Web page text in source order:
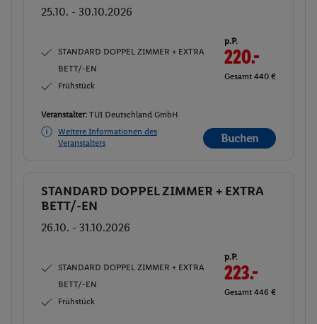
25.10. - 30.10.2026
STANDARD DOPPEL ZIMMER + EXTRA
BETT/-EN
Frühstück
p.P.
220.-
Gesamt 440 €
Veranstalter: TUI Deutschland GmbH
Weitere Informationen des
Veranstalters
Buchen
Buchen
STANDARD DOPPEL ZIMMER + EXTRA
BETT/-EN
26.10. - 31.10.2026
STANDARD DOPPEL ZIMMER + EXTRA
BETT/-EN
Frühstück
p.P.
223.-
Gesamt 446 €